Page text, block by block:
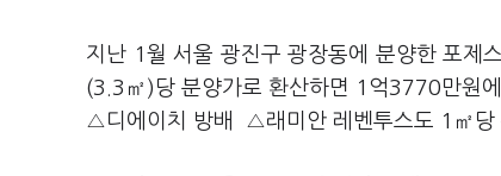
지난 1월 서울 광진구 광장동에 분양한 포제
(3.3㎡)당 분양가로 환산하면 1억3770만원
△디에이치 방배 △래미안 레벤투스도 1㎡당